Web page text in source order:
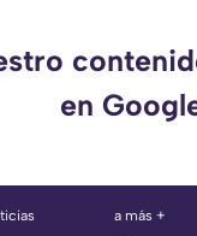
en
a más +